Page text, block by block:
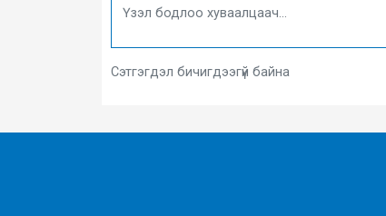
Сэтгэгдэл бичигдээгүй байна